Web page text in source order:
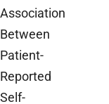
Association
Between
Patient-
Reported
Self-